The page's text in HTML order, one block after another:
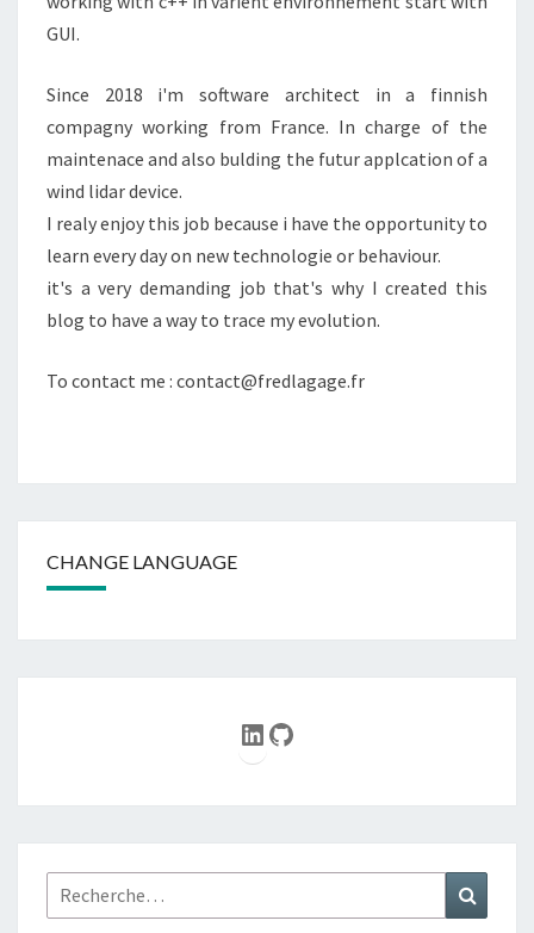
GUI.
Since 2018 i'm software architect in a finnish
compagny working from France. In charge of the
maintenace and also bulding the futur applcation of a
wind lidar device.
I realy enjoy this job because i have the opportunity to
learn every day on new technologie or behaviour.
it's a very demanding job that's why I created this
blog to have a way to trace my evolution.
To contact me : contact@fredlagage.fr
CHANGE LANGUAGE
LinkedIn
GitHub
Rechercher :